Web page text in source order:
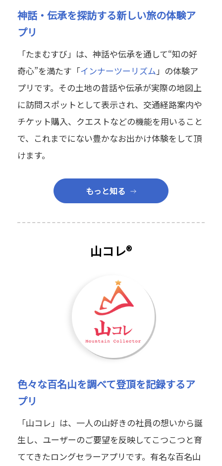
神話・伝承を探訪する新しい旅の体験ア
プリ
「たまむすび」は、神話や伝承を通して“知の好
奇心”を満たす「インナーツーリズム 」の体験ア
プリです。その土地の昔話や伝承が実際の地図上
に訪問スポットとして表示され、交通経路案内や
チケット購入、クエストなどの機能を用いること
で、これまでにない豊かなお出かけ体験をして頂
けます。
もっと知る
山コレ®
色々な百名山を調べて登頂を記録するア
プリ
「山コレ」は、一人の山好きの社員の想いから誕
生し、ユーザーのご要望を反映してこつこつと育
ててきたロングセラーアプリです。有名な百名山